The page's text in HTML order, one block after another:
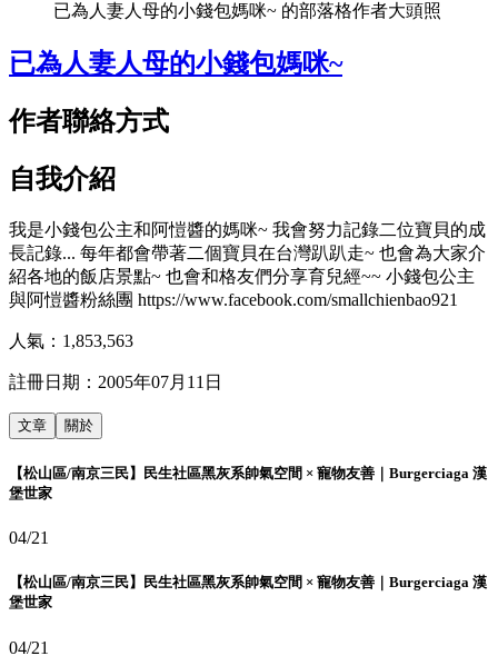
已為人妻人母的小錢包媽咪~ 的部落格作者大頭照
已為人妻人母的小錢包媽咪~
作者聯絡方式
自我介紹
我是小錢包公主和阿愷醬的媽咪~ 我會努力記錄二位寶貝的成
長記錄... 每年都會帶著二個寶貝在台灣趴趴走~ 也會為大家介
紹各地的飯店景點~ 也會和格友們分享育兒經~~ 小錢包公主
與阿愷醬粉絲團 https://www.facebook.com/smallchienbao921
人氣： 1,853,563
註冊日期： 2005年07月11日
文章 關於
【松山區/南京三民】民生社區黑灰系帥氣空間 × 寵物友善｜Burgerciaga 漢
堡世家
04/21
【松山區/南京三民】民生社區黑灰系帥氣空間 × 寵物友善｜Burgerciaga 漢
堡世家
04/21